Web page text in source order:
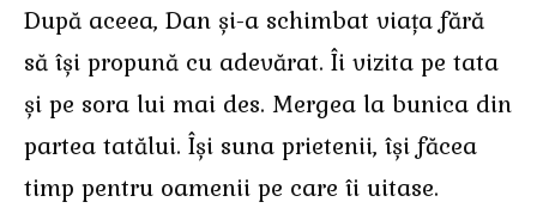
După aceea, Dan și-a schimbat viața fără
să își propună cu adevărat. Îi vizita pe tata
și pe sora lui mai des. Mergea la bunica din
partea tatălui. Își suna prietenii, își făcea
timp pentru oamenii pe care îi uitase.